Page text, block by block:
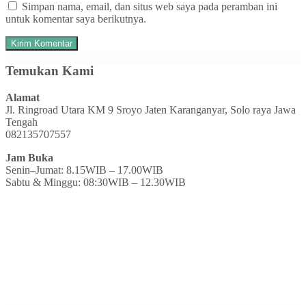
Simpan nama, email, dan situs web saya pada peramban ini
untuk komentar saya berikutnya.
Temukan Kami
Alamat
Jl. Ringroad Utara KM 9 Sroyo Jaten Karanganyar, Solo raya Jawa
Tengah
082135707557
Jam Buka
Senin–Jumat: 8.15WIB – 17.00WIB
Sabtu & Minggu: 08:30WIB – 12.30WIB